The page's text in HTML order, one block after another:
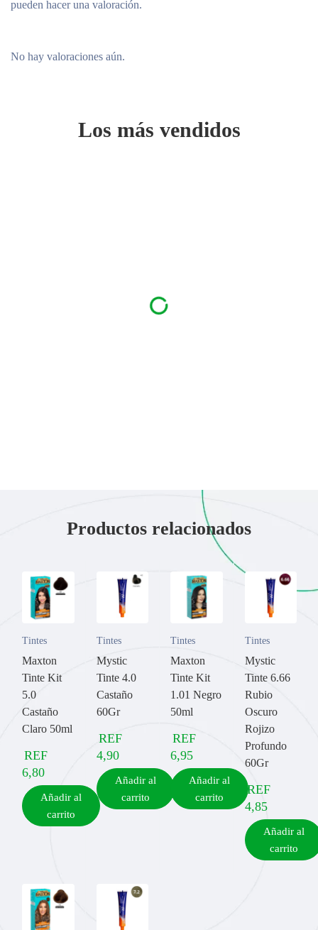
No hay valoraciones aún.
pueden hacer una valoración.
Los más vendidos
Productos relacionados
Tintes
Maxton
Tinte Kit
5.0
Castaño
Claro 50ml
REF
6,80
Añadir al
carrito
Tintes
Mystic
Tinte 4.0
Castaño
60Gr
REF
4,90
Añadir al
carrito
Tintes
Maxton
Tinte Kit
1.01 Negro
50ml
REF
6,95
Añadir al
carrito
Tintes
Mystic
Tinte 6.66
Rubio
Oscuro
Rojizo
Profundo
60Gr
REF
4,85
Añadir al
carrito